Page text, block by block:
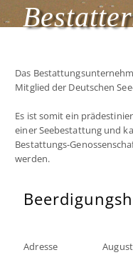
Das
Mitglied der Deutschen
Es ist somit ein
einer Seebestattung und
Bestattungs-
werden.
Adresse